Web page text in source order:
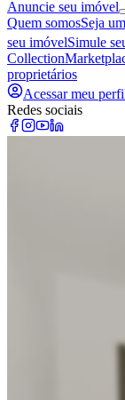
Anuncie seu imóvel
Quem somosSeja
seu imóvelSimule
Collection
proprietários
Acessar meu
Redes sociais